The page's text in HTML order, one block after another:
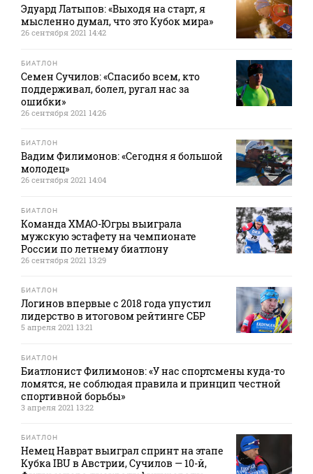
Эдуард Латыпов: «Выходя на старт, я
мысленно думал, что это Кубок мира»
26 сентября 2021 14:42
БИАТЛОН
Семен Сучилов: «Спасибо всем, кто
поддерживал, болел, ругал нас за
ошибки»
26 сентября 2021 14:26
БИАТЛОН
Вадим Филимонов: «Сегодня я большой
молодец»
26 сентября 2021 14:04
БИАТЛОН
Команда ХМАО-Югры выиграла
мужскую эстафету на чемпионате
России по летнему биатлону
26 сентября 2021 13:29
БИАТЛОН
Логинов впервые с 2018 года упустил
лидерство в итоговом рейтинге СБР
5 апреля 2021 13:21
БИАТЛОН
Биатлонист Филимонов: «У нас спортсмены куда-то
ломятся, не соблюдая правила и принцип честной
спортивной борьбы»
3 апреля 2021 13:22
БИАТЛОН
Немец Наврат выиграл спринт на этапе
Кубка IBU в Австрии, Сучилов — 10-й,